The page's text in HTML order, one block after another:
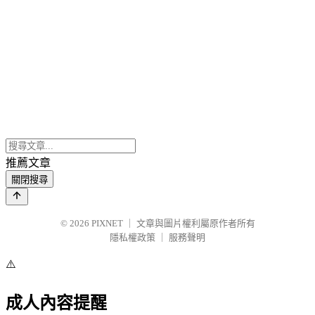
推薦文章
關閉搜尋
© 2026 PIXNET
文章與圖片權利屬原作者所有
隱私權政策
服務聲明
⚠️
成人內容提醒